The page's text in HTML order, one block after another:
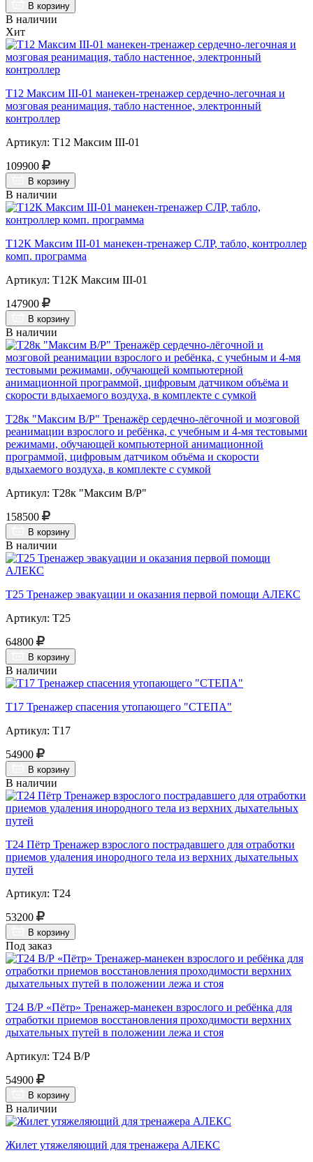
В корзину
В наличии
Хит
Т12 Максим III-01 манекен-тренажер сердечно-легочная и
мозговая реанимация, табло настенное, электронный
контроллер
Артикул: Т12 Максим III-01
109900
В корзину
В наличии
Т12К Максим III-01 манекен-тренажер СЛР, табло, контроллер
комп. программа
Артикул: Т12К Максим III-01
147900
В корзину
В наличии
Т28к "Максим В/Р" Тренажёр сердечно-лёгочной и мозговой
реанимации взрослого и ребёнка, с учебным и 4-мя тестовыми
режимами, обучающей компьютерной анимационной
программой, цифровым датчиком объёма и скорости
вдыхаемого воздуха, в комплекте с сумкой
Артикул: Т28к "Максим В/Р"
158500
В корзину
В наличии
Т25 Тренажер эвакуации и оказания первой помощи АЛЕКС
Артикул: Т25
64800
В корзину
В наличии
Т17 Тренажер спасения утопающего "СТЕПА"
Артикул: Т17
54900
В корзину
В наличии
Т24 Пётр Тренажер взрослого пострадавшего для отработки
приемов удаления инородного тела из верхних дыхательных
путей
Артикул: Т24
53200
В корзину
Под заказ
Т24 В/Р «Пётр» Тренажер-манекен взрослого и ребёнка для
отработки приемов восстановления проходимости верхних
дыхательных путей в положении лежа и стоя
Артикул: Т24 В/Р
54900
В корзину
В наличии
Жилет утяжеляющий для тренажера АЛЕКС